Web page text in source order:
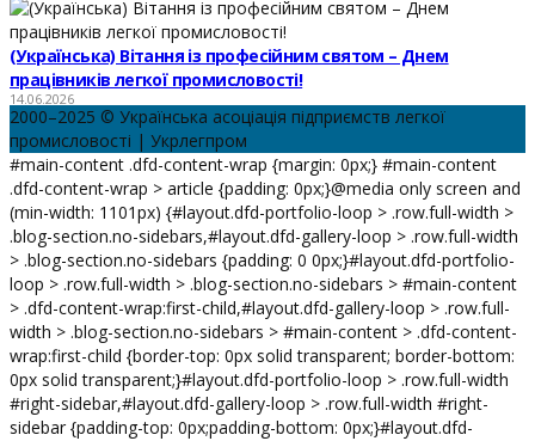
(Українська) Вітання із професійним святом – Днем
працівників легкої промисловості!
14.06.2026
2000–2025 © Українська асоціація підприємств легкої
промисловості | Укрлегпром
#main-content .dfd-content-wrap {margin: 0px;} #main-content
.dfd-content-wrap > article {padding: 0px;}@media only screen and
(min-width: 1101px) {#layout.dfd-portfolio-loop > .row.full-width >
.blog-section.no-sidebars,#layout.dfd-gallery-loop > .row.full-width
> .blog-section.no-sidebars {padding: 0 0px;}#layout.dfd-portfolio-
loop > .row.full-width > .blog-section.no-sidebars > #main-content
> .dfd-content-wrap:first-child,#layout.dfd-gallery-loop > .row.full-
width > .blog-section.no-sidebars > #main-content > .dfd-content-
wrap:first-child {border-top: 0px solid transparent; border-bottom:
0px solid transparent;}#layout.dfd-portfolio-loop > .row.full-width
#right-sidebar,#layout.dfd-gallery-loop > .row.full-width #right-
sidebar {padding-top: 0px;padding-bottom: 0px;}#layout.dfd-